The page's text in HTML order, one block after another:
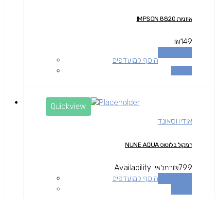
אוזניות IMPSON 8820
₪149
הוסף למועדפים
Quickview
אודיו וסאונד
רמקול בלוטוס NUNE AQUA
₪799
Availability: במלאי
הוסף למועדפים